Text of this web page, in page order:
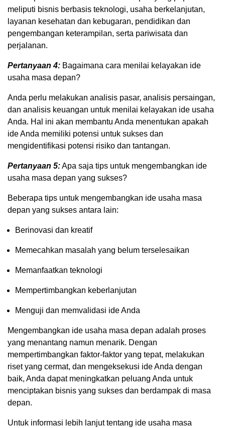
meliputi bisnis berbasis teknologi, usaha berkelanjutan,
layanan kesehatan dan kebugaran, pendidikan dan
pengembangan keterampilan, serta pariwisata dan
perjalanan.
Pertanyaan 4: Bagaimana cara menilai kelayakan ide
usaha masa depan?
Anda perlu melakukan analisis pasar, analisis persaingan,
dan analisis keuangan untuk menilai kelayakan ide usaha
Anda. Hal ini akan membantu Anda menentukan apakah
ide Anda memiliki potensi untuk sukses dan
mengidentifikasi potensi risiko dan tantangan.
Pertanyaan 5:Apa saja tips untuk mengembangkan ide
usaha masa depan yang sukses?
Beberapa tips untuk mengembangkan ide usaha masa
depan yang sukses antara lain:
Berinovasi dan kreatif
Memecahkan masalah yang belum terselesaikan
Memanfaatkan teknologi
Mempertimbangkan keberlanjutan
Menguji dan memvalidasi ide Anda
Mengembangkan ide usaha masa depan adalah proses
yang menantang namun menarik. Dengan
mempertimbangkan faktor-faktor yang tepat, melakukan
riset yang cermat, dan mengeksekusi ide Anda dengan
baik, Anda dapat meningkatkan peluang Anda untuk
menciptakan bisnis yang sukses dan berdampak di masa
depan.
Untuk informasi lebih lanjut tentang ide usaha masa